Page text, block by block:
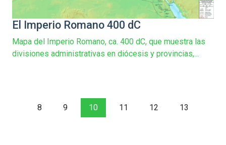
El Imperio Romano 400 dC
Mapa del Imperio Romano, ca. 400 dC, que muestra las
divisiones administrativas en diócesis y provincias,...
8 9 10 11 12 13